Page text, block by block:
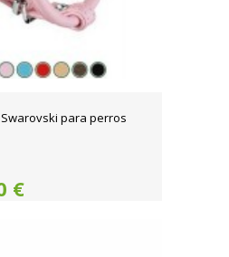
para perros
€